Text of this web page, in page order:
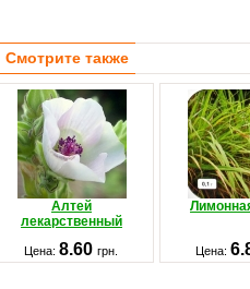
Смотрите также
Алтей
лекарственный
Цена:8.60грн. Цена: